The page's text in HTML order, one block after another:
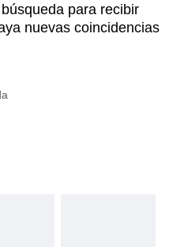
para recibir
nuevas coincidencias